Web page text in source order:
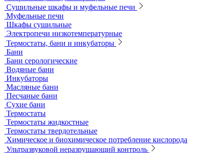
Сорбционные трубки
Оборудование для перемешивания
Общелабораторное оборудование LOIP
Продукция компании IKA Werke
Расходные материалы
Ареометры
Калибровочные расстворы и реагенты
Комплектующие для КФК
Принадлежности к штативам
Специальные наборы для фотометров
Стекла предметные и покровные
Системы капиллярного электрофореза
Стерилизация и дезинфекция
Сушильные шкафы и муфельные печи
Муфельные печи
Шкафы сушильные
Электропечи низкотемпературные